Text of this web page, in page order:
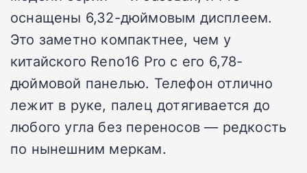
оснащены 6,32-дюймовым дисплеем.
Это заметно компактнее, чем у
китайского Reno16 Pro с его 6,78-
дюймовой панелью. Телефон отлично
лежит в руке, палец дотягивается до
любого угла без переносов — редкость
по нынешним меркам.